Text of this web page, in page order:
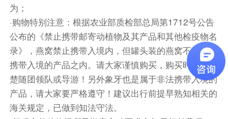
金，银白如一支支纤纤的手，柔柔的伸向天空。山
形窗则装饰著神话中的多头蛇、大象及伞等的雕
像；寺内则有查仁猜手绘的巨型佛像壁画。
清莱【黑庙】（Baan Dam Museum，又称黑屋
博物馆）是泰国清莱的标志性艺术景点，由泰国当
代艺术家塔顽·达察尼（Thawan Duchanee，
1939-2014）​历时36年设计建造的私人博物馆。
后前往【明星庙】 Wat Intharawat （又称 Wat
为；
·购物特别注意：根据农业部质检部总局第1712号公告
公布的《禁止携带邮寄动植物及其产品和其他检疫物名
录》，燕窝禁止携带入境内，但罐头装的燕窝不在禁止
携带入境的产品之内。请大家谨慎购买，购买时请问清
楚随团领队或导游！另外象牙也是属于非法携带入境的
产品，请大家要严格遵守！建议出行前提早熟知相关的
海关规定，已做到知法守法。